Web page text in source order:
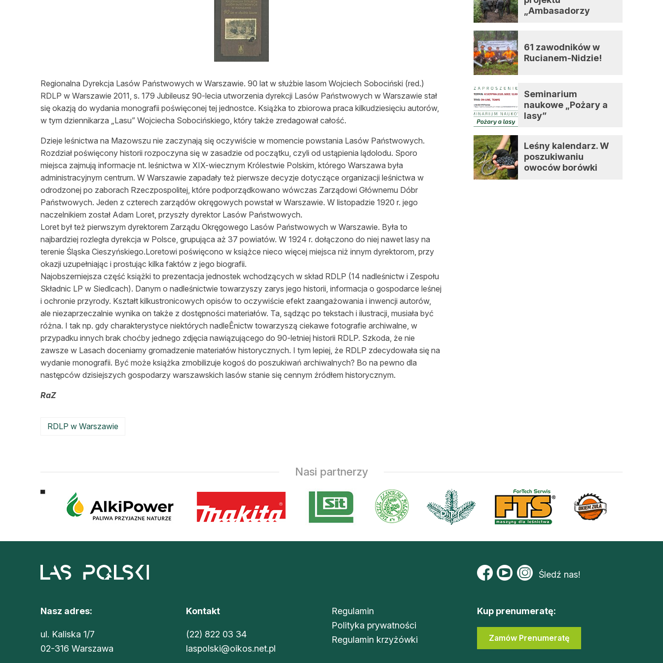
Lasy prywatne
Regionalna Dyrekcja Lasów Państwowych w Warszawie. 90 lat w służbie lasom Wojciech Sobociński (red.)
RDLP w Warszawie 2011, s. 179 Jubileusz 90-lecia utworzenia dyrekcji Lasów Państwowych w Warszawie stał
się okazją do wydania monografii poświęconej tej jednostce. Książka to zbiorowa praca kilkudziesięciu autorów,
w tym dziennikarza „Lasu” Wojciecha Sobocińskiego, który także zredagował całość.
Dzieje leśnictwa na Mazowszu nie zaczynają się oczywiście w momencie powstania Lasów Państwowych.
Rozdział poświęcony historii rozpoczyna się w zasadzie od początku, czyli od ustąpienia lądolodu. Sporo
miejsca zajmują informacje nt. leśnictwa w XIX-wiecznym Królestwie Polskim, którego Warszawa była
administracyjnym centrum. W Warszawie zapadały też pierwsze decyzje dotyczące organizacji leśnictwa w
odrodzonej po zaborach Rzeczpospolitej, które podporządkowano wówczas Zarządowi Głównemu Dóbr
Państwowych. Jeden z czterech zarządów okręgowych powstał w Warszawie. W listopadzie 1920 r. jego
naczelnikiem został Adam Loret, przyszły dyrektor Lasów Państwowych.
Loret był też pierwszym dyrektorem Zarządu Okręgowego Lasów Państwowych w Warszawie. Była to
najbardziej rozległa dyrekcja w Polsce, grupująca aż 37 powiatów. W 1924 r. dołączono do niej nawet lasy na
terenie Śląska Cieszyńskiego.Loretowi poświęcono w książce nieco więcej miejsca niż innym dyrektorom, przy
okazji uzupełniając i prostując kilka faktów z jego biografii.
Najobszerniejsza część książki to prezentacja jednostek wchodzących w skład RDLP (14 nadleśnictw i Zespołu
Składnic LP w Siedlcach). Danym o nadleśnictwie towarzyszy zarys jego historii, informacja o gospodarce leśnej
i ochronie przyrody. Kształt kilkustronicowych opisów to oczywiście efekt zaangażowania i inwencji autorów,
ale niezaprzeczalnie wynika on także z dostępności materiałów. Ta, sądząc po tekstach i ilustracji, musiała być
różna. I tak np. gdy charakterystyce niektórych nadleÊnictw towarzyszą ciekawe fotografie archiwalne, w
przypadku innych brak choćby jednego zdjęcia nawiązującego do 90-letniej historii RDLP. Szkoda, że nie
zawsze w Lasach doceniamy gromadzenie materiałów historycznych. I tym lepiej, że RDLP zdecydowała się na
wydanie monografii. Być może książka zmobilizuje kogoś do poszukiwań archiwalnych? Bo na pewno dla
następców dzisiejszych gospodarzy warszawskich lasów stanie się cennym źródłem historycznym.
RaZ
RDLP w Warszawie
„Ambasadorzy
61 zawodników w
Rucianem-Nidzie!
Seminarium
naukowe „Pożary a
lasy”
Leśny kalendarz. W
poszukiwaniu
owoców borówki
Nasi partnerzy
Śledź nas!
Nasz adres:
ul. Kaliska 1/7
02-316 Warszawa
Kontakt
(22) 822 03 34
laspolski@oikos.net.pl
Regulamin
Polityka prywatności
Regulamin krzyżówki
Kup prenumeratę:
Zamów Prenumeratę